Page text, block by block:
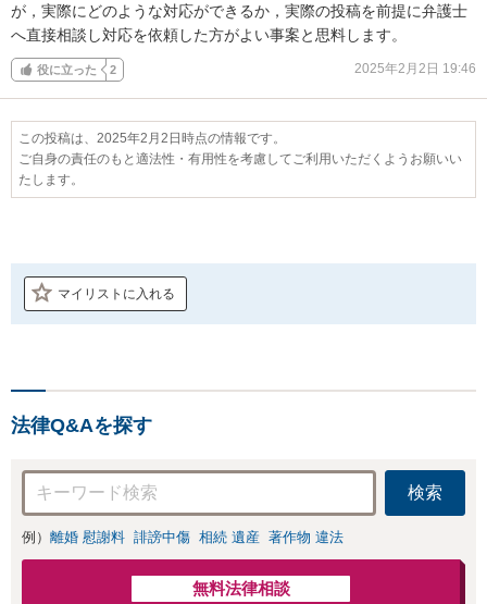
が，実際にどのような対応ができるか，実際の投稿を前提に弁護士
へ直接相談し対応を依頼した方がよい事案と思料します。
役に立った 2 2025年2月2日 19:46
この投稿は、2025年2月2日時点の情報です。
ご自身の責任のもと適法性・有用性を考慮してご利用いただくようお願いい
たします。
マイリストに入れる
法律Q&Aを探す
検索
例） 離婚 慰謝料 誹謗中傷 相続 遺産 著作物 違法
無料法律相談